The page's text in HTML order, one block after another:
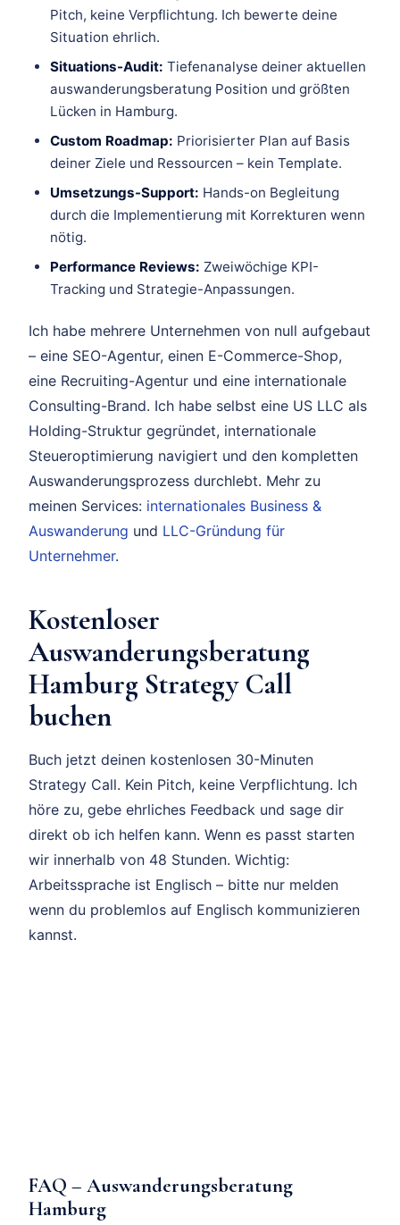
Pitch, keine Verpflichtung. Ich bewerte deine
Situation ehrlich.
Situations-Audit: Tiefenanalyse deiner aktuellen
auswanderungsberatung Position und größten
Lücken in Hamburg.
Custom Roadmap: Priorisierter Plan auf Basis
deiner Ziele und Ressourcen – kein Template.
Umsetzungs-Support: Hands-on Begleitung
durch die Implementierung mit Korrekturen wenn
nötig.
Performance Reviews: Zweiwöchige KPI-
Tracking und Strategie-Anpassungen.
Ich habe mehrere Unternehmen von null aufgebaut
– eine SEO-Agentur, einen E-Commerce-Shop,
eine Recruiting-Agentur und eine internationale
Consulting-Brand. Ich habe selbst eine US LLC als
Holding-Struktur gegründet, internationale
Steueroptimierung navigiert und den kompletten
Auswanderungsprozess durchlebt. Mehr zu
meinen Services: internationales Business &
Auswanderung und LLC-Gründung für
Unternehmer.
Kostenloser
Auswanderungsberatung
Hamburg Strategy Call
buchen
Buch jetzt deinen kostenlosen 30-Minuten
Strategy Call. Kein Pitch, keine Verpflichtung. Ich
höre zu, gebe ehrliches Feedback und sage dir
direkt ob ich helfen kann. Wenn es passt starten
wir innerhalb von 48 Stunden. Wichtig:
Arbeitssprache ist Englisch – bitte nur melden
wenn du problemlos auf Englisch kommunizieren
kannst.
FAQ – Auswanderungsberatung
Hamburg